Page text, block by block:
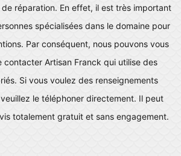
réparation. En effet, il est très important
spécialisées dans le domaine pour
Par conséquent, nous pouvons vous
contacter Artisan Franck qui utilise des
Si vous voulez des renseignements
le téléphoner directement. Il peut
totalement gratuit et sans engagement.